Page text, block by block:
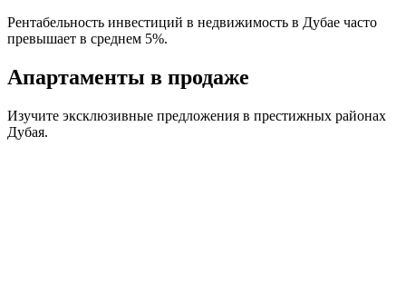
Рентабельность инвестиций в недвижимость в Дубае часто
превышает в среднем 5%.
Апартаменты в продаже
Изучите эксклюзивные предложения в престижных районах
Дубая.